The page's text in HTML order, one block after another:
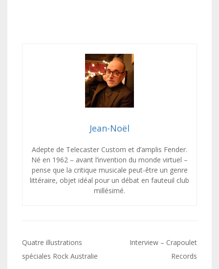
Jean-Noël
Adepte de Telecaster Custom et d’amplis Fender.
Né en 1962 – avant l’invention du monde virtuel –
pense que la critique musicale peut-être un genre
littéraire, objet idéal pour un débat en fauteuil club
millésimé.
Navigation
de
Quatre illustrations
spéciales Rock Australie
Interview – Crapoulet
Records